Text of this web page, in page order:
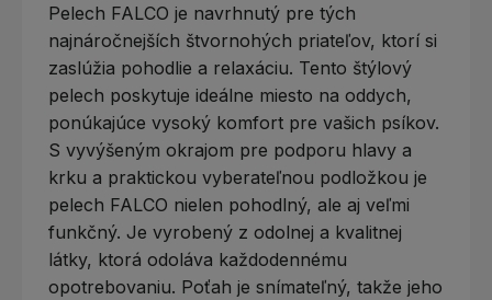
Pelech FALCO je navrhnutý pre tých
najnáročnejších štvornohých priateľov, ktorí si
zaslúžia pohodlie a relaxáciu. Tento štýlový
pelech poskytuje ideálne miesto na oddych,
ponúkajúce vysoký komfort pre vašich psíkov.
S vyvýšeným okrajom pre podporu hlavy a
krku a praktickou vyberateľnou podložkou je
pelech FALCO nielen pohodlný, ale aj veľmi
funkčný. Je vyrobený z odolnej a kvalitnej
látky, ktorá odoláva každodennému
opotrebovaniu. Poťah je snímateľný, takže jeho